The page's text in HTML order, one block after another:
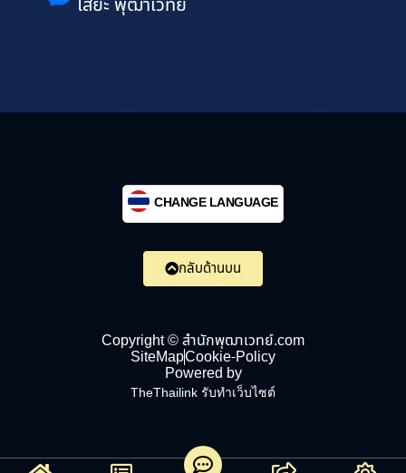
Copyright © สำนักพุฒาเวทย์.com
SiteMapCookie-Policy
Powered by
TheThailink รับทำเว็บไซต์
CHANGE LANGUAGE
กลับด้านบน